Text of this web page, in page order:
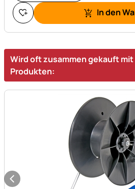
In den
Wird oft zusammen gekauft
Produkten: